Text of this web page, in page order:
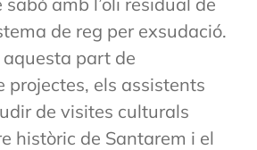
de reg per exsudació.
part de
projectes, els assistents
de visites culturals
històric de Santarem i el